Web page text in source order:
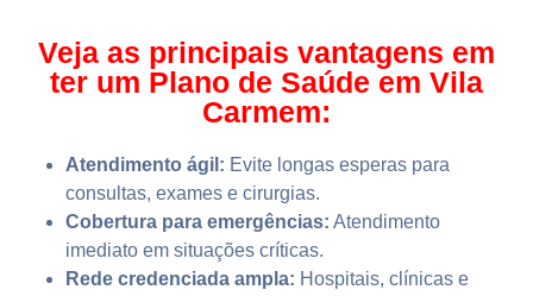
Veja as principais vantagens em
ter um Plano de Saúde em Vila
Carmem:
Atendimento ágil: Evite longas esperas para
consultas, exames e cirurgias.
Cobertura para emergências: Atendimento
imediato em situações críticas.
Rede credenciada ampla: Hospitais, clínicas e